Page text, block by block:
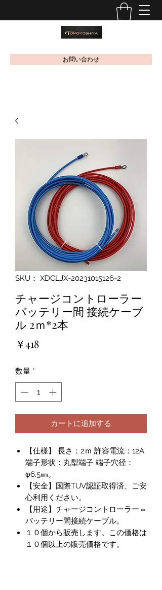
お問い合わせ
SKU： XDCLJX-20231015126-2
チャージコントローラー
バッテリー間 接続ケーブ
ル 2ｍ*2本
￥418価
数量 *
カートに追加する
【仕様】 長さ：2ｍ 許容電流：12A
端子形状：丸型端子 端子穴径：
φ6.5㎜。
【安全】国際TUV認証取得済、ご安
心利用ください。
【用途】チャージコントローラー⇔
バッテリー間接続ケーブル。
１０個から販売します。この価格は
１０個以上の販売価格です。